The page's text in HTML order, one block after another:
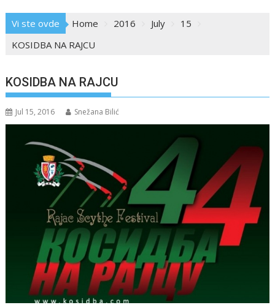
Vi ste ovde Home 2016 July
15
KOSIDBA NA RAJCU
KOSIDBA NA RAJCU
Jul 15, 2016 Snežana Bilić